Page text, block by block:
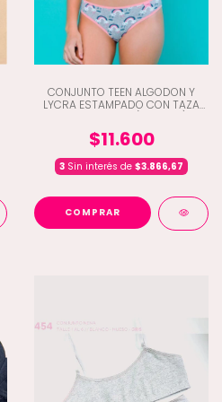
CONJUNTO TEEN ALGODON Y
LYCRA ESTAMPADO CON TAZA
$11.600
3 Sin interés de $3.866,67
COMPRAR